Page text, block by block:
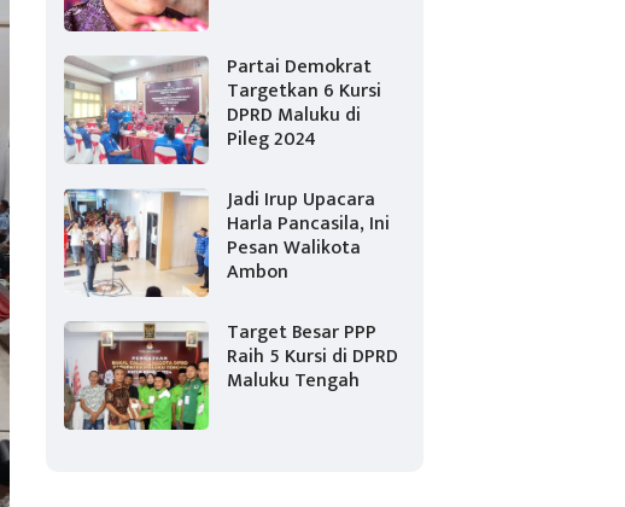
Partai Demokrat
Targetkan 6 Kursi
DPRD Maluku di
Pileg 2024
Jadi Irup Upacara
Harla Pancasila, Ini
Pesan Walikota
Ambon
Target Besar PPP
Raih 5 Kursi di DPRD
Maluku Tengah